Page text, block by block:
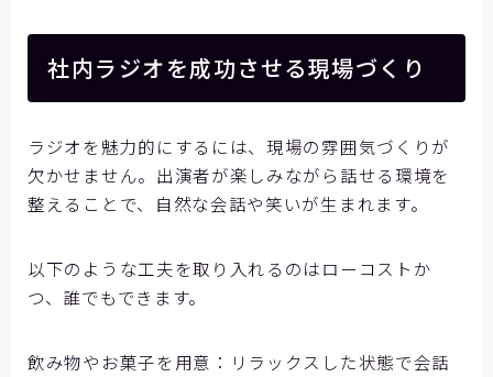
社内ラジオを成功させる現場づくり
ラジオを魅力的にするには、現場の雰囲気づくりが
欠かせません。出演者が楽しみながら話せる環境を
整えることで、自然な会話や笑いが生まれます。
以下のような工夫を取り入れるのはローコストか
つ、誰でもできます。
飲み物やお菓子を用意：リラックスした状態で会話